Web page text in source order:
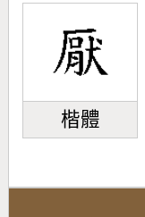
楷體